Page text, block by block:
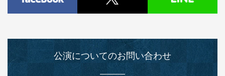
公演についてのお問い合わせ